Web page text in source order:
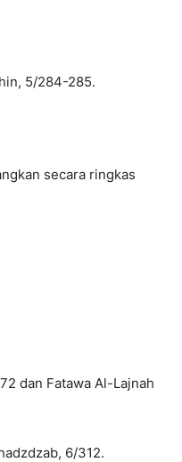
5/284-285.
secara ringkas
dan Fatawa Al-Lajnah
6/312.